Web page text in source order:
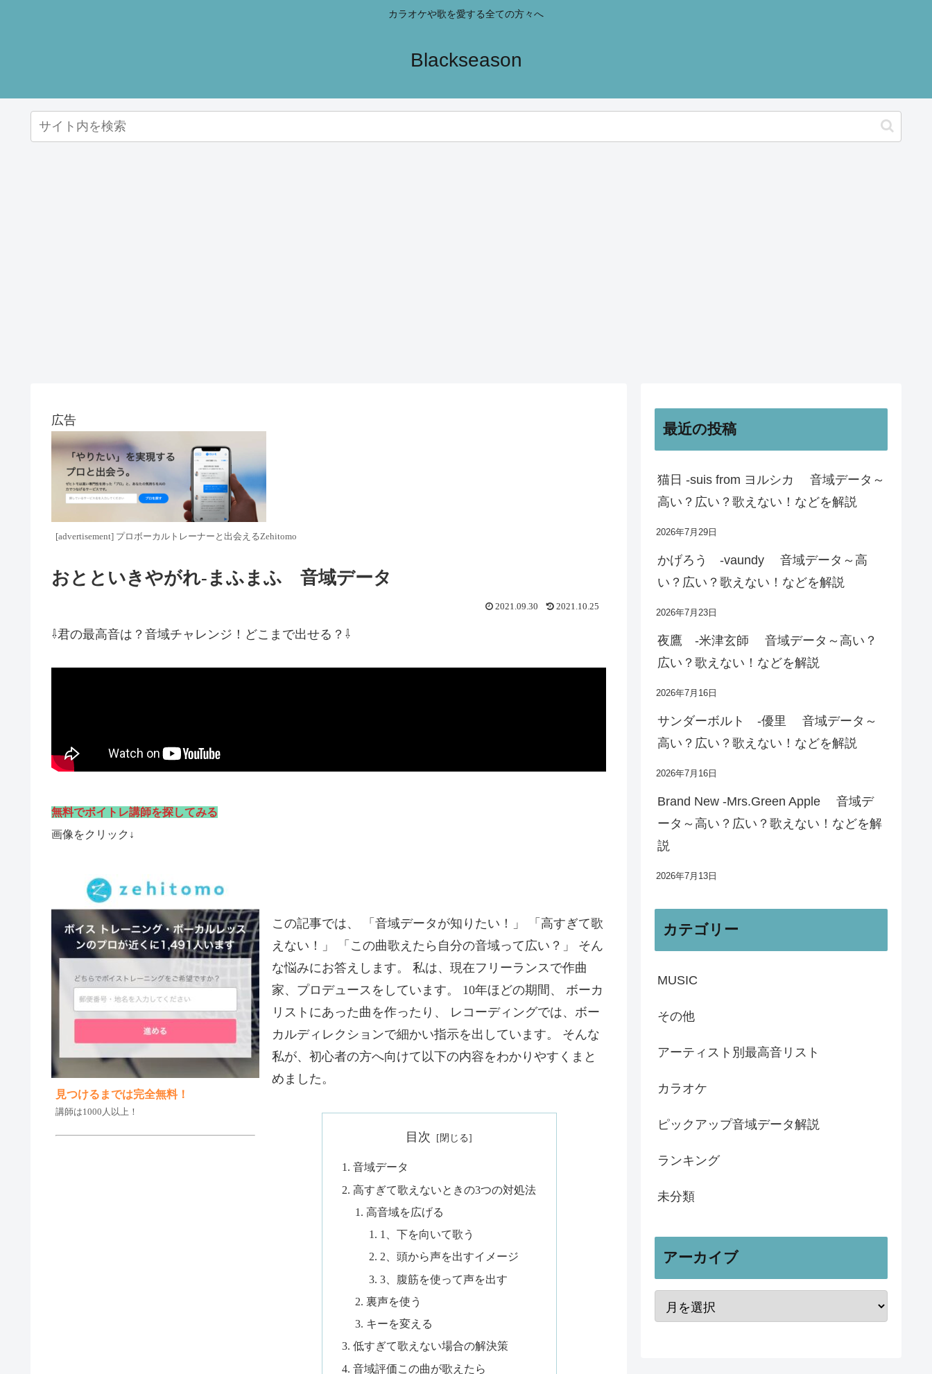
カラオケや歌を愛する全ての方々へ
Blackseason
広告
[advertisement] プロボーカルトレーナーと出会えるZehitomo
おとといきやがれ-まふまふ 音域データ
2021.09.30 2021.10.25
⇩君の最高音は？音域チャレンジ！どこまで出せる？⇩
無料でボイトレ講師を探してみる
画像をクリック↓
見つけるまでは完全無料！
講師は1000人以上！
この記事では、 「音域データが知りたい！」 「高すぎて歌
えない！」 「この曲歌えたら自分の音域って広い？」 そん
な悩みにお答えします。 私は、現在フリーランスで作曲
家、プロデュースをしています。 10年ほどの期間、 ボーカ
リストにあった曲を作ったり、 レコーディングでは、ボー
カルディレクションで細かい指示を出しています。 そんな
私が、初心者の方へ向けて以下の内容をわかりやすくまと
めました。
目次
音域データ
高すぎて歌えないときの3つの対処法
高音域を広げる
1、下を向いて歌う
2、頭から声を出すイメージ
3、腹筋を使って声を出す
裏声を使う
キーを変える
低すぎて歌えない場合の解決策
音域評価この曲が歌えたら
最近の投稿
猫日 -suis from ヨルシカ 音域データ～
高い？広い？歌えない！などを解説
2026年7月29日
かげろう -vaundy 音域データ～高
い？広い？歌えない！などを解説
2026年7月23日
夜鷹 -米津玄師 音域データ～高い？
広い？歌えない！などを解説
2026年7月16日
サンダーボルト -優里 音域データ～
高い？広い？歌えない！などを解説
2026年7月16日
Brand New -Mrs.Green Apple 音域デ
ータ～高い？広い？歌えない！などを解
説
2026年7月13日
カテゴリー
MUSIC
その他
アーティスト別最高音リスト
カラオケ
ピックアップ音域データ解説
ランキング
未分類
アーカイブ